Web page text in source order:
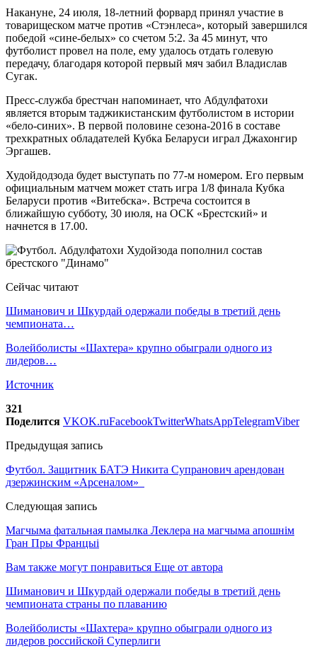
Накануне, 24 июля, 18-летний форвард принял участие в
товарищеском матче против «Стэнлеса», который завершился
победой «сине-белых» со счетом 5:2. За 45 минут, что
футболист провел на поле, ему удалось отдать голевую
передачу, благодаря которой первый мяч забил Владислав
Сугак.
Пресс-служба брестчан напоминает, что Абдулфатохи
является вторым таджикистанским футболистом в истории
«бело-синих». В первой половине сезона-2016 в составе
трехкратных обладателей Кубка Беларуси играл Джахонгир
Эргашев.
Худойдодзода будет выступать по 77-м номером. Его первым
официальным матчем может стать игра 1/8 финала Кубка
Беларуси против «Витебска». Встреча состоится в
ближайшую субботу, 30 июля, на ОСК «Брестский» и
начнется в 17.00.
Сейчас читают
Шиманович и Шкурдай одержали победы в третий день
чемпионата…
Волейболисты «Шахтера» крупно обыграли одного из
лидеров…
Источник
321
Поделится VKOK.ruFacebookTwitterWhatsAppTelegramViber
Предыдущая запись
Футбол. Защитник БАТЭ Никита Супранович арендован
дзержинским «Арсеналом»
Следующая запись
Магчыма фатальная памылка Леклера на магчыма апошнім
Гран Пры Францыі
Вам также могут понравиться Еще от автора
Шиманович и Шкурдай одержали победы в третий день
чемпионата страны по плаванию
Волейболисты «Шахтера» крупно обыграли одного из
лидеров российской Суперлиги